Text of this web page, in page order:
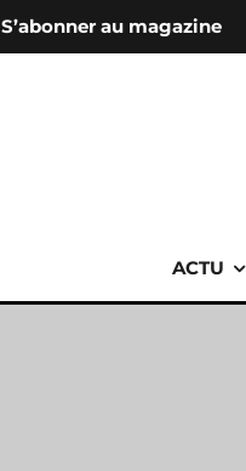
S’abonner au magazine
ACTU